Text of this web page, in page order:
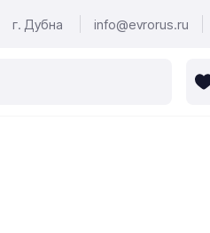
г. Дубна info@evrorus.ru